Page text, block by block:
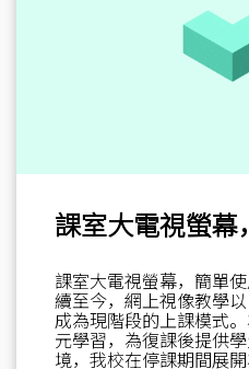
課室大電視螢幕
課室大電視螢幕，簡單
續至今，網上視像教學
成為現階段的上課模式
元學習，為復課後提供
境，我校在停課期間展